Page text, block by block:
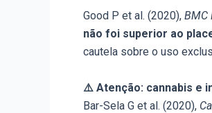
Good P et al. (2020), BMC
não foi superior ao
cautela sobre o uso
⚠️ Atenção: cannabis e
Bar-Sela G et al. (2020),